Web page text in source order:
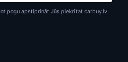
pogu apstiprināt Jūs piekrītat carbuy.lv